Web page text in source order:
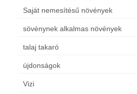
Saját nemesítésű növények
sövénynek alkalmas növények
talaj takaró
újdonságok
Vizi